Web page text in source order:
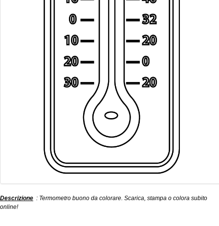
Descrizione : Termometro buono da colorare. Scarica, stampa o colora subito
online!